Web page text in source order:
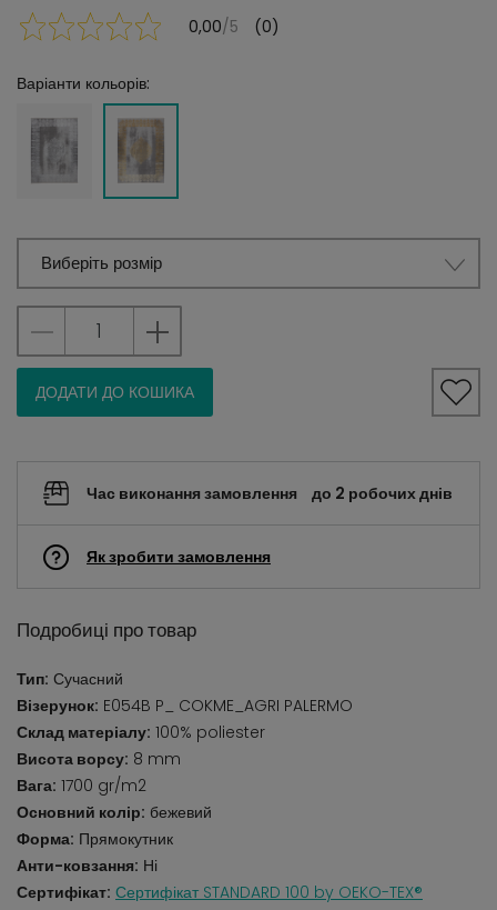
0,00/5 (0)
Варіанти кольорів:
Виберіть розмір
ДОДАТИ ДО КОШИКА
Час виконання замовлення до 2 робочих днів
Як зробити замовлення
Подробиці про товар
Тип: Сучасний
Візерунок: E054B P_ COKME_AGRI PALERMO
Склад матеріалу: 100% poliester
Висота ворсу: 8 mm
Вага: 1700 gr/m2
Основний колір: бежевий
Форма: Прямокутник
Анти-ковзання: Ні
Сертифікат: Сертифікат STANDARD 100 by OEKO-TEX®